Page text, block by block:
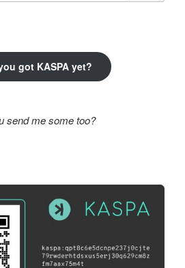
got KASPA yet?
send me some too?